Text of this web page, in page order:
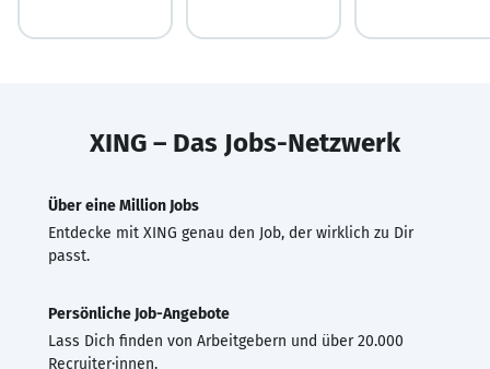
XING – Das Jobs-Netzwerk
Über eine Million Jobs
Entdecke mit XING genau den Job, der wirklich zu Dir
passt.
Persönliche Job-Angebote
Lass Dich finden von Arbeitgebern und über 20.000
Recruiter·innen.